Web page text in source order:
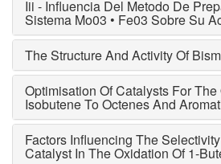
Iii - Influencia Del Metodo De
Sistema Mo03 • Fe03 Sobre Su
The Structure And Activity Of
Optimisation Of Catalysts For
Isobutene To Octenes And
Factors Influencing The
Catalyst In The Oxidation Of 1-